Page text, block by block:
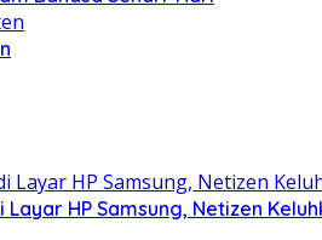
HP Samsung, Netizen